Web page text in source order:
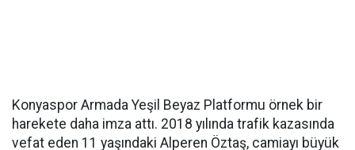
Konyaspor Armada Yeşil Beyaz Platformu örnek bir
harekete daha imza attı. 2018 yılında trafik kazasında
vefat eden 11 yaşındaki Alperen Öztaş, camiayı büyük